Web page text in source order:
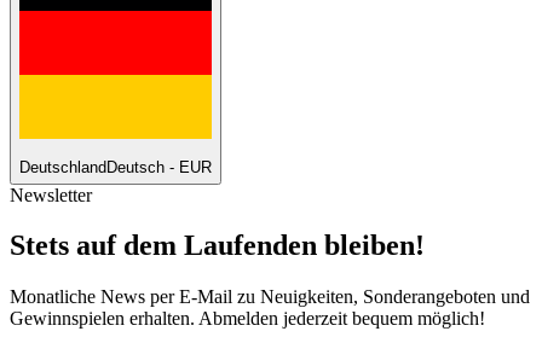
DeutschlandDeutsch - EUR
Newsletter
Stets auf dem Laufenden bleiben!
Monatliche News per E-Mail zu Neuigkeiten, Sonderangeboten und
Gewinnspielen erhalten. Abmelden jederzeit bequem möglich!